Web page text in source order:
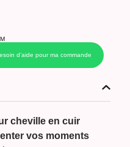
d’aide pour ma commande
cheville en cuir
vos moments